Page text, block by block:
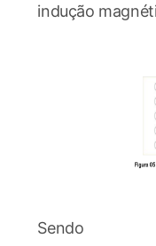
indução
Sendo